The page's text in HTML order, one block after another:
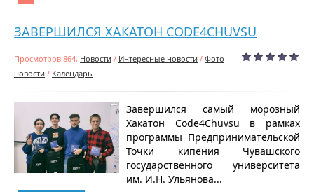
популярности посещаемости алфавиту
ЗАВЕРШИЛСЯ ХАКАТОН СODE4CHUVSU
Просмотров 864, Новости / Интересные новости / Фото
новости / Календарь
Завершился самый морозный
Хакатон Сode4Chuvsu в рамках
программы Предпринимательской
Точки кипения Чувашского
государственного университета
им. И.Н. Ульянова...